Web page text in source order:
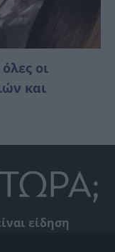
οι
και
είδηση